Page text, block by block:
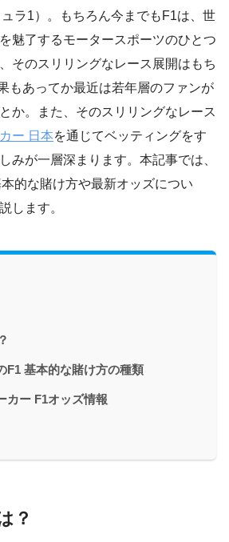
ラ1）。もちろん今までもF1は、世
魅了するモータースポーツのひとつ
そのスリリングなレース展開はもち
もあってか最近は若年層のファンが
か。また、そのスリリングなレース
ー 日本を通じてベッティングをす
みが一層深まります。本記事では、
的な賭け方や最新オッズについ
します。
F1 基本的な賭け方の種類
カー F1オッズ情報
？